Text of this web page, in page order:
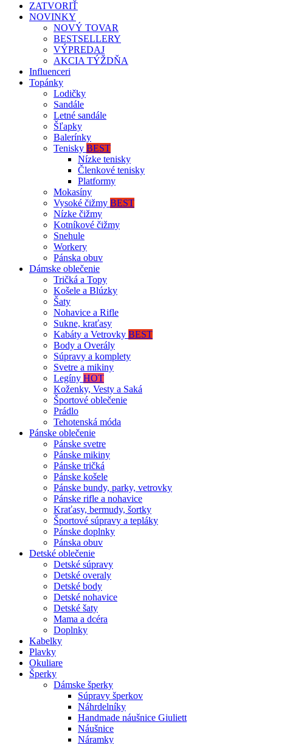
ZATVORIŤ
NOVINKY
NOVÝ TOVAR
BESTSELLERY
VÝPREDAJ
AKCIA TÝŽDŇA
Influenceri
Topánky
Lodičky
Sandále
Letné sandále
Šľapky
Balerínky
Tenisky BEST
Nízke tenisky
Členkové tenisky
Platformy
Mokasíny
Vysoké čižmy BEST
Nízke čižmy
Kotníkové čižmy
Snehule
Workery
Pánska obuv
Dámske oblečenie
Tričká a Topy
Košele a Blúzky
Šaty
Nohavice a Rifle
Sukne, kraťasy
Kabáty a Vetrovky BEST
Body a Overály
Súpravy a komplety
Svetre a mikiny
Legíny HOT
Koženky, Vesty a Saká
Športové oblečenie
Prádlo
Tehotenská móda
Pánske oblečenie
Pánske svetre
Pánske mikiny
Pánske tričká
Pánske košele
Pánske bundy, parky, vetrovky
Pánske rifle a nohavice
Kraťasy, bermudy, šortky
Športové súpravy a tepláky
Pánske doplnky
Pánska obuv
Detské oblečenie
Detské súpravy
Detské overaly
Detské body
Detské nohavice
Detské šaty
Mama a dcéra
Doplnky
Kabelky
Plavky
Okuliare
Šperky
Dámske šperky
Súpravy šperkov
Náhrdelníky
Handmade náušnice Giuliett
Náušnice
Náramky